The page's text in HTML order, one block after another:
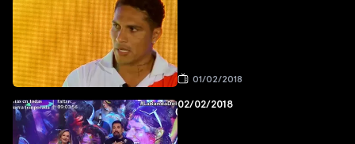
01/02/2018
02/02/2018